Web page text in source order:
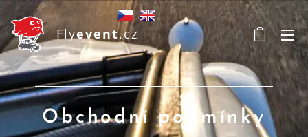
Flyevent.cz
Obchodní podmínky